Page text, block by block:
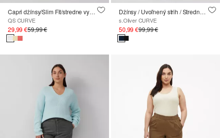
Capri džínsy/Slim Fit/stredne vysoký pás
QS CURVE
29,99 €59,99 €
Džínsy / Uvoľnený strih / Stredná výška / Široké nohavice
s.Oliver CURVE
50,99 €99,99 €